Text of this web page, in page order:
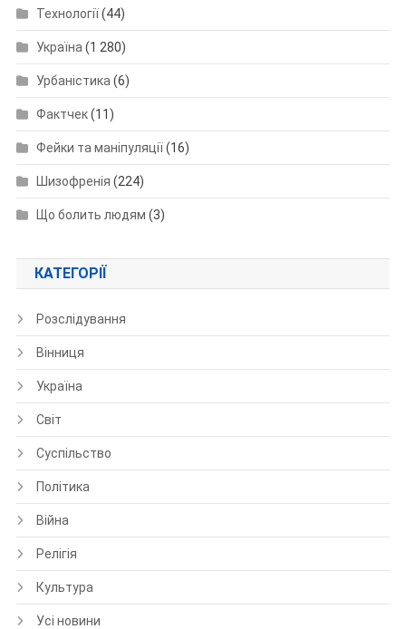
Технології(44)
Україна (1 280)
Урбаністика (6)
Фактчек(11)
Фейки та маніпуляції(16)
Шизофренія (224)
Що болить людям (3)
КАТЕГОРІЇ
Розслідування
Вінниця
Україна
Світ
Суспільство
Політика
Війна
Релігія
Культура
Усі новини